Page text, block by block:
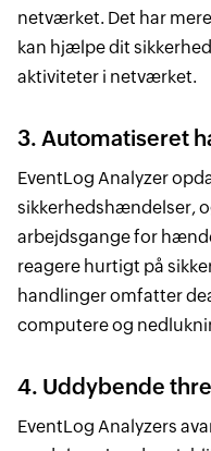
netværket. Det har
kan hjælpe dit
aktiviteter i netværket.
3. Automatiseret
EventLog Analyzer
sikkerhedshændelser,
arbejdsgange for
reagere hurtigt på
handlinger omfatter
computere og
4. Uddybende
EventLog Analyzers